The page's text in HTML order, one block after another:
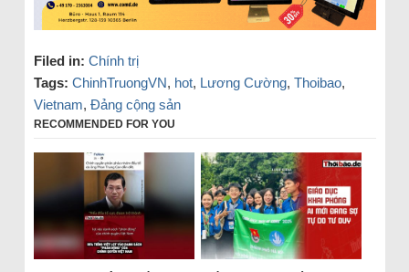
Filed in: Chính trị
Tags: ChinhTruongVN, hot, Lương Cường, Thoibao,
Vietnam, Đảng cộng sản
RECOMMENDED FOR YOU